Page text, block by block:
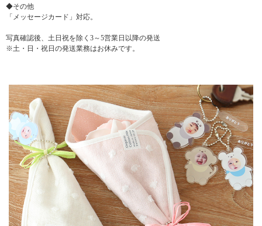
◆その他
「メッセージカード」対応。
写真確認後、土日祝を除く3～5営業日以降の発送
※土・日・祝日の発送業務はお休みです。